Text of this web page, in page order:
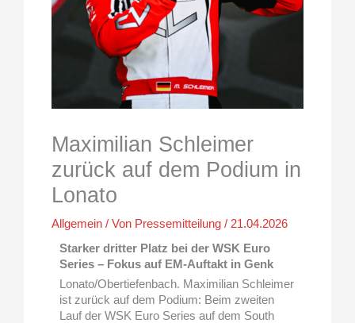
Maximilian Schleimer
zurück auf dem Podium in
Lonato
Allgemein / Von Pressemitteilung/21.04.2026
Starker dritter Platz bei der WSK Euro
Series – Fokus auf EM-Auftakt in Genk
Lonato/Obertiefenbach. Maximilian Schleimer
ist zurück auf dem Podium: Beim zweiten
Lauf der WSK Euro Series auf dem South